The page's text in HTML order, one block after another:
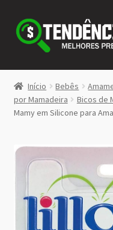
Pular
para
navegação
Pular
para
conteúdo
LOJA
<>
Início Bebês
por Mamadeira
Bicos de
Mamy em Silicone para